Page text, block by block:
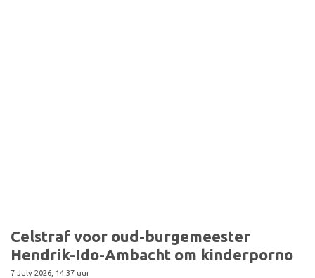
Celstraf voor oud-burgemeester
Hendrik-Ido-Ambacht om kinderporno
7 July 2026, 14:37 uur